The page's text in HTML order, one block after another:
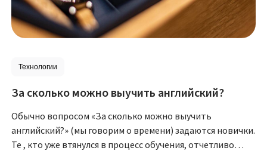
Технологии
За сколько можно выучить английский?
Обычно вопросом «За сколько можно выучить
английский?» (мы говорим о времени) задаются новички.
Те , кто уже втянулся в процесс обучения, отчетливо